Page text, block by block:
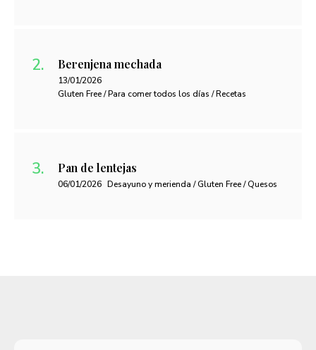
Berenjena mechada
13/01/2026
Gluten Free / Para comer todos los días / Recetas
Pan de lentejas
06/01/2026 Desayuno y merienda / Gluten Free / Quesos